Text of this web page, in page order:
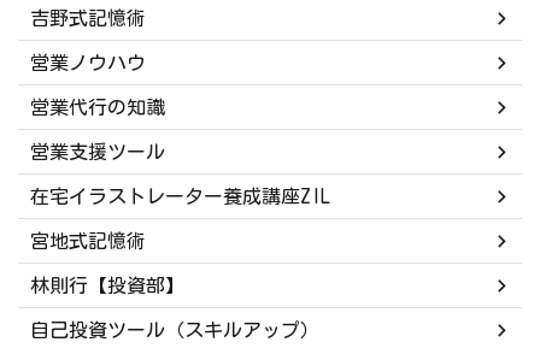
吉野式記憶術
営業ノウハウ
営業代行の知識
営業支援ツール
在宅イラストレーター養成講座ZIL
宮地式記憶術
林則行【投資部】
自己投資ツール（スキルアップ）